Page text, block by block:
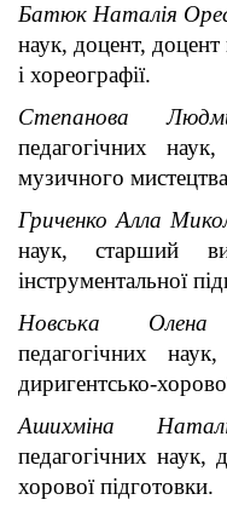
Батюк Наталія
наук, доцент,
і хореографії.
Степанова
педагогічних
музичного мистецтва
Гриченко Алла
наук, старший
інструментальної
Новська Олена
педагогічних
диригентсько-
Ашихміна
педагогічних наук,
хорової підготовки.